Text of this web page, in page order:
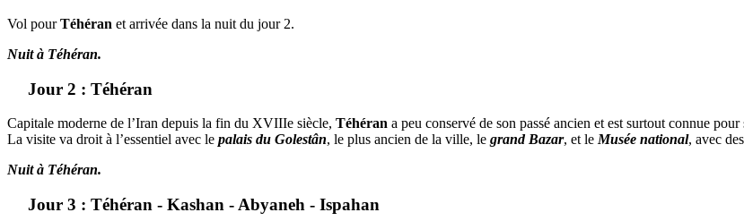
Vol pourTéhéran et arrivée dans la nuit du jour 2.
Nuit à Téhéran.
Jour 2 : Téhéran
Capitale moderne de l’Iran depuis la fin du XVIIIe siècle, Téhéran a peu conservé de son passé ancien et est surtout connue pour
La visite va droit à l’essentiel avec le palais du Golestân, le plus ancien de la ville, le grand Bazar, et le Musée national, avec
Nuit à Téhéran.
Jour 3 : Téhéran - Kashan - Abyaneh - Ispahan